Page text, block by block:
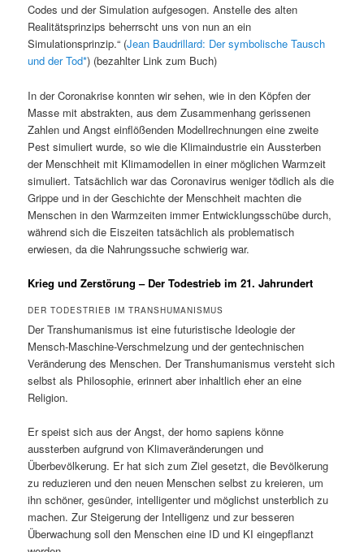
Codes und der Simulation aufgesogen. Anstelle des alten
Realitätsprinzips beherrscht uns von nun an ein
Simulationsprinzip.“ (Jean Baudrillard: Der symbolische Tausch
und der Tod ) (bezahlter Link zum Buch)
In der Coronakrise konnten wir sehen, wie in den Köpfen der
Masse mit abstrakten, aus dem Zusammenhang gerissenen
Zahlen und Angst einflößenden Modellrechnungen eine zweite
Pest simuliert wurde, so wie die Klimaindustrie ein Aussterben
der Menschheit mit Klimamodellen in einer möglichen Warmzeit
simuliert. Tatsächlich war das Coronavirus weniger tödlich als die
Grippe und in der Geschichte der Menschheit machten die
Menschen in den Warmzeiten immer Entwicklungsschübe durch,
während sich die Eiszeiten tatsächlich als problematisch
erwiesen, da die Nahrungssuche schwierig war.
Krieg und Zerstörung – Der Todestrieb im 21. Jahrundert
DER TODESTRIEB IM TRANSHUMANISMUS
Der Transhumanismus ist eine futuristische Ideologie der
Mensch-Maschine-Verschmelzung und der gentechnischen
Veränderung des Menschen. Der Transhumanismus versteht sich
selbst als Philosophie, erinnert aber inhaltlich eher an eine
Religion.
Er speist sich aus der Angst, der homo sapiens könne
aussterben aufgrund von Klimaveränderungen und
Überbevölkerung. Er hat sich zum Ziel gesetzt, die Bevölkerung
zu reduzieren und den neuen Menschen selbst zu kreieren, um
ihn schöner, gesünder, intelligenter und möglichst unsterblich zu
machen. Zur Steigerung der Intelligenz und zur besseren
Überwachung soll den Menschen eine ID und KI eingepflanzt